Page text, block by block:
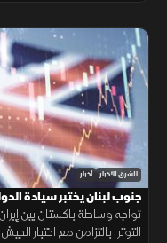
الشرق للأخبار أخبار
جنوب لبنان يختبر سيادة
تواجه وساطة باكستان بين
التوتر، بالتزامن مع اختبار